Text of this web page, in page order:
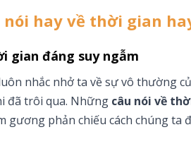
hay về thời gian
gian đáng suy ngẫm
nhắc nhở ta về sự vô thường
đã trôi qua. Những câu nói về
gương phản chiếu cách chúng